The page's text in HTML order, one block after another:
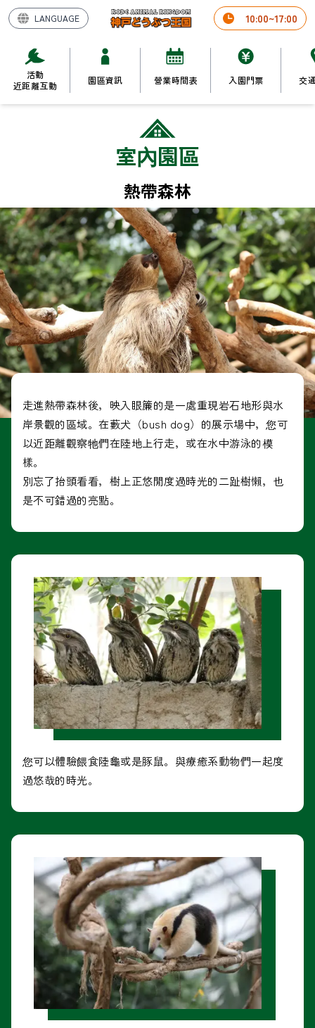
LANGUAGE 10:00~17:00
活動
近距離互動
園區資訊 營業時間表 入園門票 交
室內園區
熱帶森林
走進熱帶森林後，映入眼簾的是一處重現岩石地形與水
岸景觀的區域。在藪犬（bush dog）的展示場中，您可
以近距離觀察牠們在陸地上行走，或在水中游泳的模
樣。
別忘了抬頭看看，樹上正悠閒度過時光的二趾樹懶，也
是不可錯過的亮點。
您可以體驗餵食陸龜或是豚鼠。與療癒系動物們一起度
過悠哉的時光。